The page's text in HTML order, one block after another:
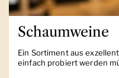
Schaumweine
Ein Sortiment aus
einfach probiert werden